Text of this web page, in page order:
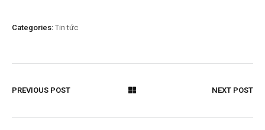
Categories: Tin tức
PREVIOUS POST NEXT POST